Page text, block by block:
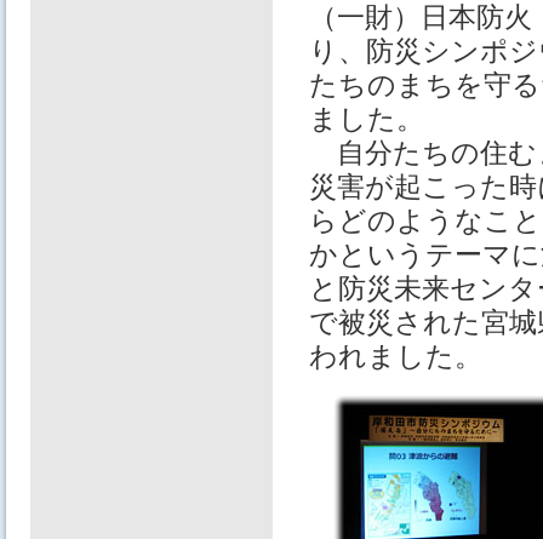
（一財）日本防
り、防災シンポ
たちのまちを守
ました。
自分たちの住む
災害が起こった
らどのようなこ
かというテーマ
と防災未来セン
で被災された宮
われました。